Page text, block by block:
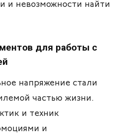
и невозможности найти
для работы с
напряжение стали
частью жизни.
и техник
и